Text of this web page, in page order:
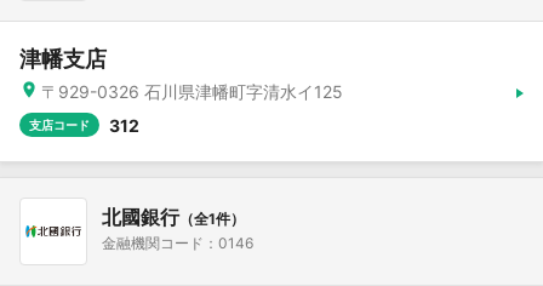
津幡支店
〒929-0326 石川県津幡町字清水イ125
支店コード 312
北國銀行（全1件）
金融機関コード：0146